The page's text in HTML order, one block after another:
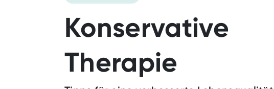
Konservative
Therapie